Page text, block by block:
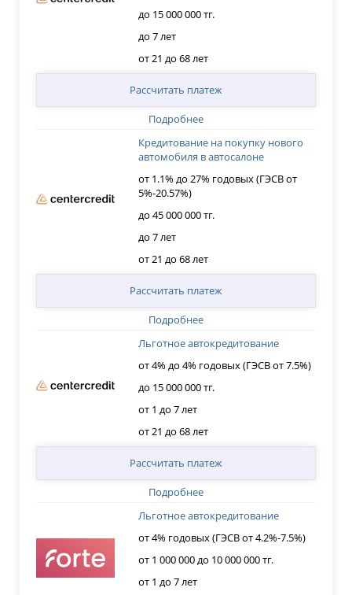
до 15 000 000 тг.
до 7 лет
от 21 до 68 лет
Подробнее
Рассчитать платеж
Кредитование на покупку нового
автомобиля в автосалоне
от 1.1% до 27% годовых (ГЭСВ от
5%-20.57%)
до 45 000 000 тг.
до 7 лет
от 21 до 68 лет
Подробнее
Рассчитать платеж
Льготное автокредитование
от 4% до 4% годовых (ГЭСВ от 7.5%)
до 15 000 000 тг.
от 1 до 7 лет
от 21 до 68 лет
Подробнее
Рассчитать платеж
Льготное автокредитование
от 4% годовых (ГЭСВ от 4.2%-7.5%)
от 1 000 000 до 10 000 000 тг.
от 1 до 7 лет